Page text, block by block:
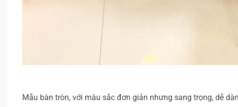
Mẫu bàn tròn, với màu sắc đơn giản nhưng sang trọng, dễ